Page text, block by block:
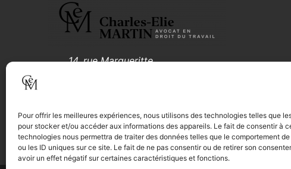
Pour offrir les meilleures expériences, nous utilisons des technologies telles que
pour stocker et/ou accéder aux informations des appareils. Le fait de consentir à
technologies nous permettra de traiter des données telles que le comportement
ou les ID uniques sur ce site. Le fait de ne pas consentir ou de retirer son
avoir un effet négatif sur certaines caractéristiques et fonctions.
14, rue Margueritte
Mentions légales